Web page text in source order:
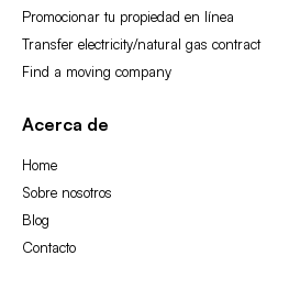
Promocionar tu propiedad en línea
Transfer electricity/natural gas contract
Find a moving company
Acerca de
Home
Sobre nosotros
Blog
Contacto